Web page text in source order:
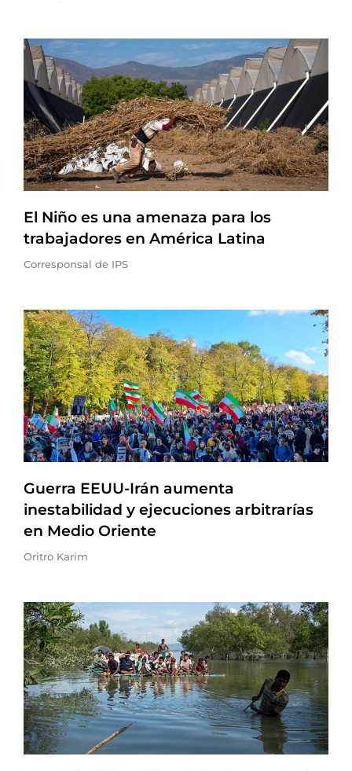
El Niño es una amenaza para los
trabajadores en América Latina
Corresponsal de IPS
Guerra EEUU-Irán aumenta
inestabilidad y ejecuciones arbitrarías
en Medio Oriente
Oritro Karim